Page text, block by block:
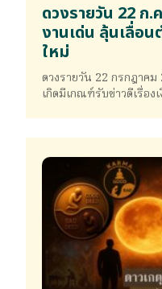
ดวงรายวัน 22 ก.
งานเด่น ลุ้นเลื่อ
ใหม่
ดวงรายวัน 22 กรกฎาคม
เกิดมีเกณฑ์รับข่าวดีเรื่อง